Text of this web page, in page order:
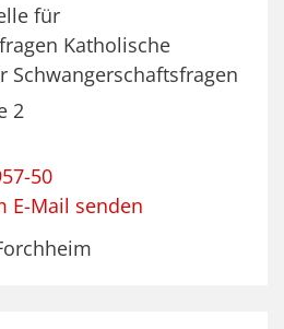
für
Katholische
Schwangerschaftsfragen
2
50
E-Mail senden